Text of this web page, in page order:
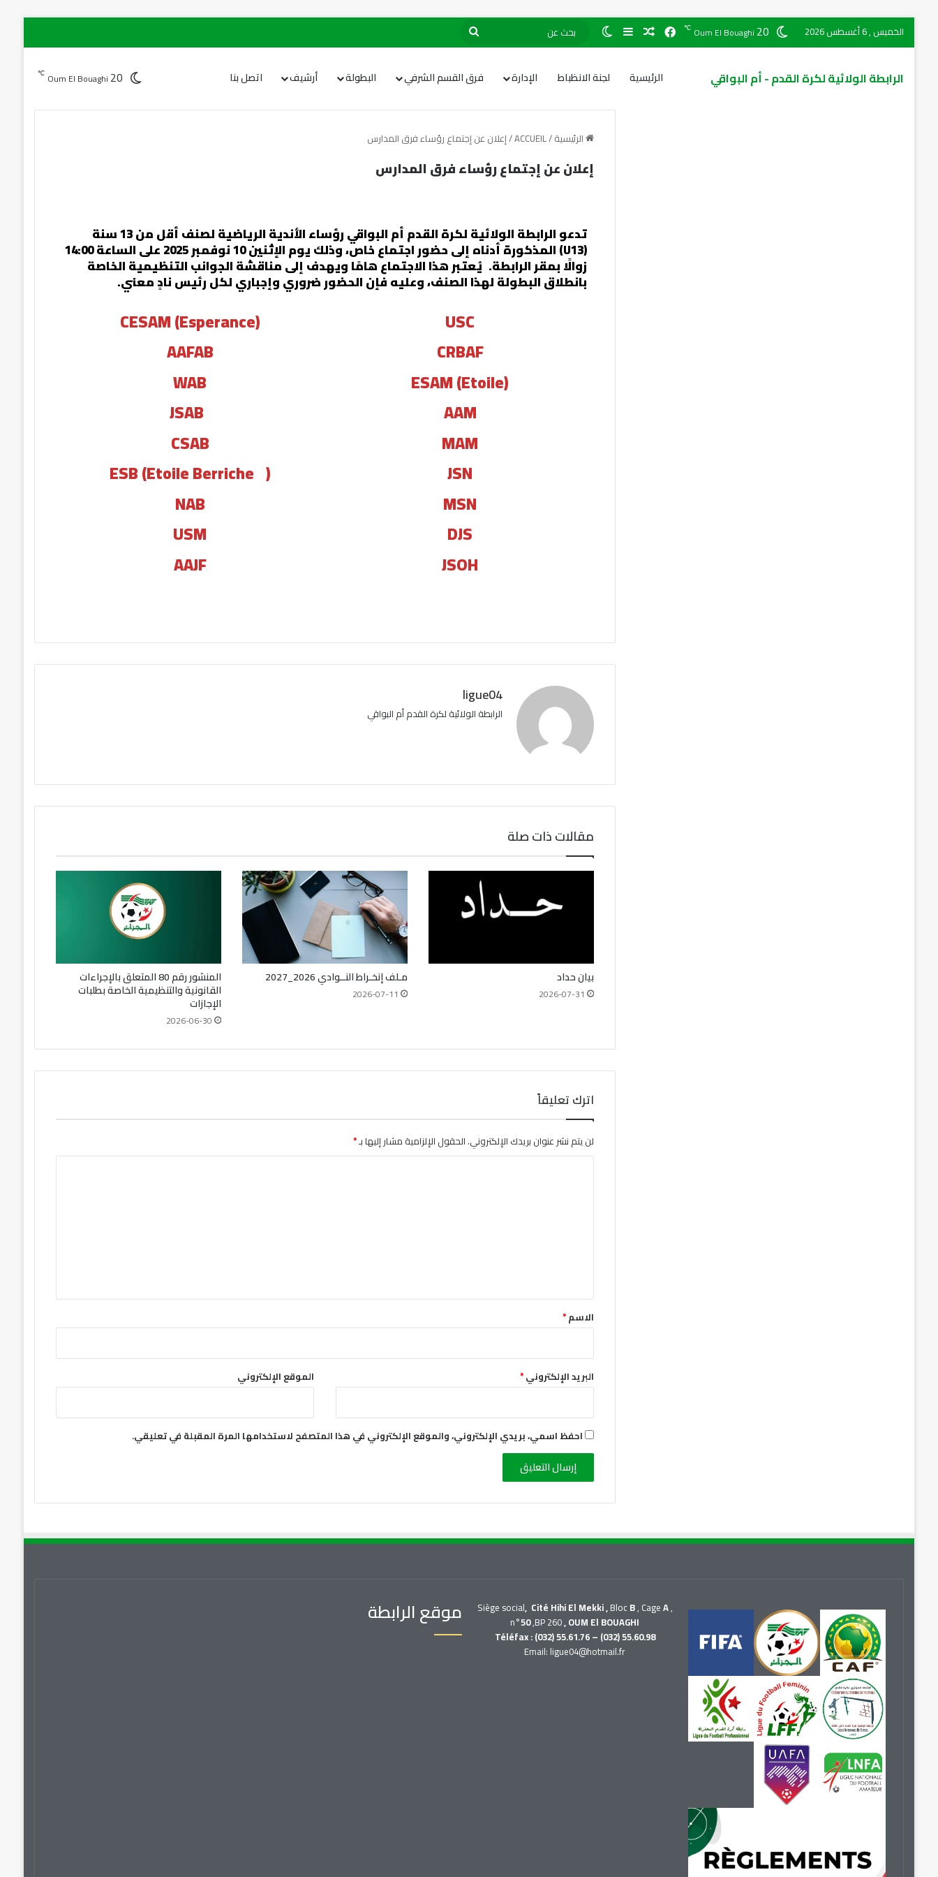
الخميس , 6 أغسطس 2026 Oum El Bouaghi 20
℃
الرابطة الولائية لكرة القدم - أم البواقي الرئيسية لجنة الانظباط الإدارة فرق القسم الشرفي البطولة أرشيف اتصل بنا Oum El Bouaghi 20
℃
الرئيسية/
ACCUEIL
/إعلان عن إجتماع رؤساء فرق المدارس
إعلان عن إجتماع رؤساء فرق المدارس
تدعو الرابطة الولائية لكرة القدم أم البواقي رؤساء الأندية الرياضية لصنف أقل من 13 سنة
(U13) المذكورة أدناه إلى حضور اجتماع خاص، وذلك يوم الإثنين 10 نوفمبر 2025 على الساعة 14:00
زوالًا بمقر الرابطة. يُعتبر هذا الاجتماع هامًا ويهدف إلى مناقشة الجوانب التنظيمية الخاصة
بانطلاق البطولة لهذا الصنف، وعليه فإن الحضور ضروري وإجباري لكل رئيس نادٍ معني.
USC
CRBAF
ESAM (Etoile)
AAM
MAM
JSN
MSN
DJS
JSOH
CESAM (Esperance)
AAFAB
WAB
CSAB
ESB (Etoile Berriche )
NAB
USM
AAJF
ligue04
الرابطة الولائية لكرة القدم أم البواقي
مقالات ذات صلة
بيان حداد
2026-07-31
مـلف إنخـراط النــوادي 2026_2027
2026-07-11
المنشور رقم 80 المتعلق بالإجراءات
القانونية والتنظيمية الخاصة بطلبات
الإجازات
2026-06-30
اترك تعليقاً
لن يتم نشر عنوان بريدك الإلكتروني.الحقول الإلزامية مشار إليها بـ*
*
الاسم*
البريد الإلكتروني* الموقع الإلكتروني
احفظ اسمي، بريدي الإلكتروني، والموقع الإلكتروني في هذا المتصفح لاستخدامها المرة المقبلة في تعليقي.
Siège social, Cité Hihi El Mekki ,BlocB, CageA,
n°50,BP 260, OUM El BOUAGHI
Téléfax : (032) 55.61.76 – (032) 55.60.98
Email: ligue04@hotmail.fr
موقع الرابطة